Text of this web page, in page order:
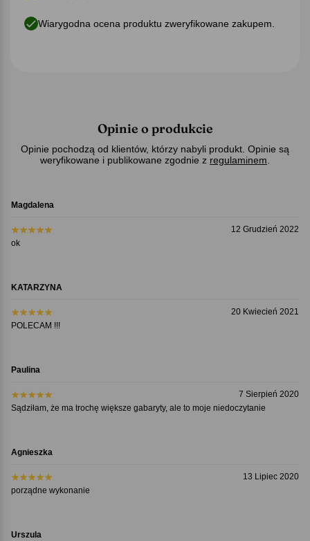
Wiarygodna ocena produktu zweryfikowane zakupem.
Opinie o produkcie
Opinie pochodzą od klientów, którzy nabyli produkt. Opinie są
weryfikowane i publikowane zgodnie z regulaminem
Magdalena
12 Grudzień 2022
ok
KATARZYNA
20 Kwiecień 2021
POLECAM !!!
Paulina
7 Sierpień 2020
Sądziłam, że ma trochę większe gabaryty, ale to moje niedoczytanie
Agnieszka
13 Lipiec 2020
porządne wykonanie
Urszula